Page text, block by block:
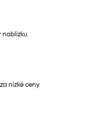
nablízku.
nízké ceny.